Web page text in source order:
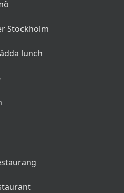
Stockholm
lunch